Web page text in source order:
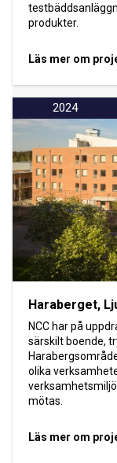
produkter.
Läs mer om
2024
Haraberget,
NCC har på
särskilt boende,
olika
mötas.
Läs mer om